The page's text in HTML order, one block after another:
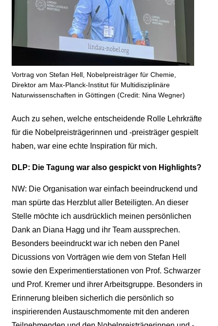
Vortrag von Stefan Hell, Nobelpreisträger für Chemie,
Direktor am Max-Planck-Institut für Multidisziplinäre
Naturwissenschaften in Göttingen (Credit: Nina Wegner)
Auch zu sehen, welche entscheidende Rolle Lehrkräfte
für die Nobelpreisträgerinnen und -preisträger gespielt
haben, war eine echte Inspiration für mich.
DLP: Die Tagung war also gespickt von Highlights?
NW: Die Organisation war einfach beeindruckend und
man spürte das Herzblut aller Beteiligten. An dieser
Stelle möchte ich ausdrücklich meinen persönlichen
Dank an Diana Hagg und ihr Team aussprechen.
Besonders beeindruckt war ich neben den Panel
Dicussions von Vorträgen wie dem von Stefan Hell
sowie den Experimentierstationen von Prof. Schwarzer
und Prof. Kremer und ihrer Arbeitsgruppe. Besonders in
Erinnerung bleiben sicherlich die persönlich so
inspirierenden Austauschmomente mit den anderen